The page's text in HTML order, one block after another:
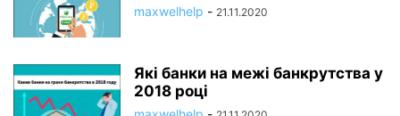
maxwelhelp - 21.11.2020
Які банки на межі банкрутства у
2018 році